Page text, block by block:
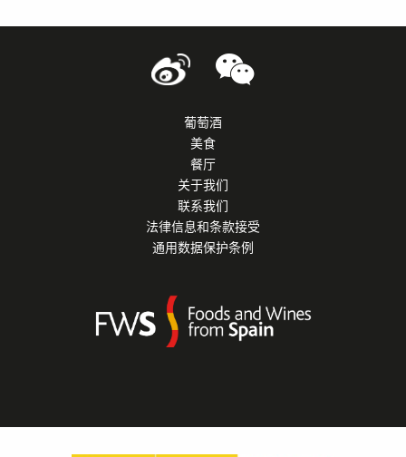
葡萄酒
美食
餐厅
关于我们
联系我们
法律信息和条款接受
通用数据保护条例